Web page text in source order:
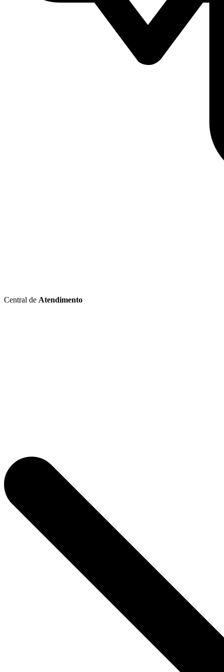
Central de Atendimento